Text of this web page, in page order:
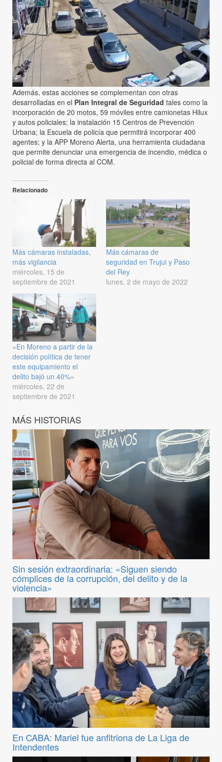
Además, estas acciones se complementan con otras
desarrolladas en el Plan Integral de Seguridad tales como la
incorporación de 20 motos, 59 móviles entre camionetas Hilux
y autos policiales; la instalación 15 Centros de Prevención
Urbana; la Escuela de policía que permitirá incorporar 400
agentes; y la APP Moreno Alerta, una herramienta ciudadana
que permite denunciar una emergencia de incendio, médica o
policial de forma directa al COM.
Relacionado
Más cámaras instaladas,
más vigilancia
miércoles, 15 de
septiembre de 2021
Más cámaras de
seguridad en Trujui y Paso
del Rey
lunes, 2 de mayo de 2022
«En Moreno a partir de la
decisión política de tener
este equipamiento el
delito bajó un 40%»
miércoles, 22 de
septiembre de 2021
MÁS HISTORIAS
Sin sesión extraordinaria: «Siguen siendo
cómplices de la corrupción, del delito y de la
violencia»
En CABA: Mariel fue anfitriona de La Liga de
Intendentes